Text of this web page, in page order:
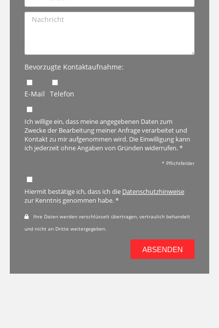
Bevorzugte Kontaktaufnahme:
E-Mail Telefon
Ich willige ein, dass meine angegebenen Daten zum
Zwecke der Bearbeitung meiner Anfrage verarbeitet und
Kontakt zu mir aufgenommen wird. Die Einwilligung kann
ich jederzeit ohne Angaben von Gründen widerrufen. *
* Pflichtfelder
Hiermit bestätige ich, dass ich die Datenschutzhinweise
zur Kenntnis genommen habe. *
Ihre Daten werden verschlüsselt übertragen, vertraulich behandelt
und nicht an Dritte weitergegeben.
ABSENDEN